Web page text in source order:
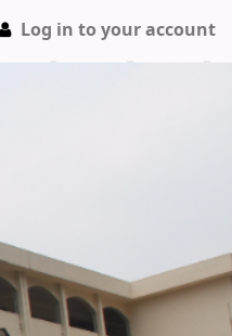
Log in to your account